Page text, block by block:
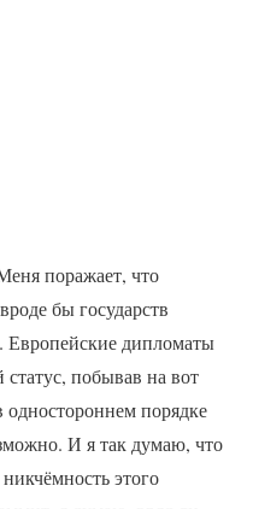
поражает, что
бы государств
Европейские дипломаты
побывав на вот
порядке
И я так думаю, что
этого